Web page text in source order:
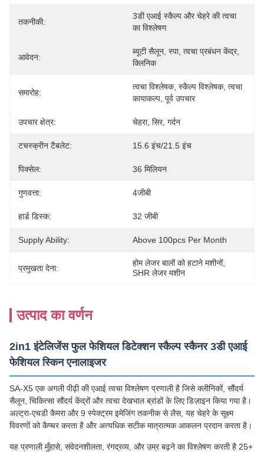
तकनीकी:
3डी एआई स्कैल्प और चेहरे की त्वचा
का विश्लेषण
आवेदन:
ब्यूटी सैलून, स्पा, त्वचा प्रबंधन केंद्र,
क्लिनिक
समारोह:
त्वचा विश्लेषक, स्कैल्प विश्लेषक, त्वचा
कायाकल्प, पूर्व उपचार
उपचार क्षेत्र: चेहरा, सिर, गर्दन
टचस्क्रीन टैबलेट: 15.6 इंच/21.5 इंच
पिक्सेल: 36 मिलियन
गुणवत्ता: 4जीबी
हार्ड डिस्क: 32 जीबी
Supply Ability: Above 100pcs Per Month
प्रमुखता देना:
होम लेजर बालों को हटाने मशीनों,
SHR लेजर मशीन
उत्पाद का वर्णन
2in1 इंटेलिजेंस फुल फेशियल डिटेक्शन स्कैल्प स्कैनर 3डी एआई
फेशियल स्किन एनालाइजर
SA-X5 एक अगली पीढ़ी की एआई त्वचा विश्लेषण प्रणाली है जिसे क्लीनिकों, सौंदर्य
सैलून, चिकित्सा सौंदर्य केंद्रों और त्वचा देखभाल ब्रांडों के लिए डिज़ाइन किया गया है।
अल्ट्रा-एचडी कैमरा और 9 स्पेक्ट्रम इमेजिंग तकनीक से लैस, यह चेहरे के सूक्ष्म
विवरणों को कैप्चर करता है और अत्यधिक सटीक मात्रात्मक आकलन प्रदान करता है।
यह प्रणाली मुँहासे, संवेदनशीलता, रंगद्रव्य, और उम्र बढ़ने का विश्लेषण करती है 25+